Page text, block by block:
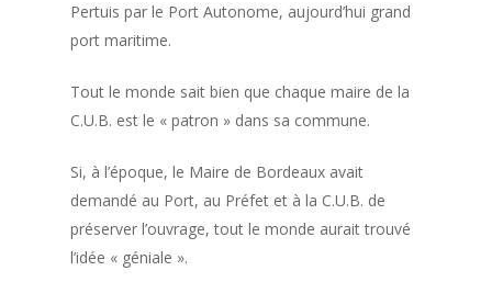
Pertuis par le Port Autonome, aujourd’hui grand
port maritime.
Tout le monde sait bien que chaque maire de la
C.U.B. est le « patron » dans sa commune.
Si, à l’époque, le Maire de Bordeaux avait
demandé au Port, au Préfet et à la C.U.B. de
préserver l’ouvrage, tout le monde aurait trouvé
l’idée « géniale ».